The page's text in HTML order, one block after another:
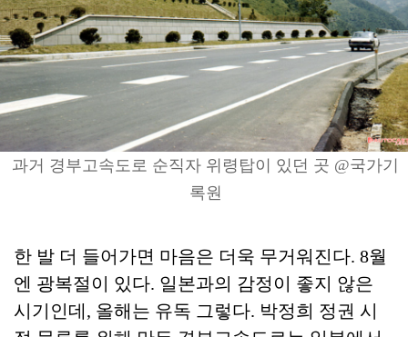
과거 경부고속도로 순직자 위령탑이 있던 곳 @국가기
록원
한 발 더 들어가면 마음은 더욱 무거워진다. 8월
엔 광복절이 있다. 일본과의 감정이 좋지 않은
시기인데, 올해는 유독 그렇다. 박정희 정권 시